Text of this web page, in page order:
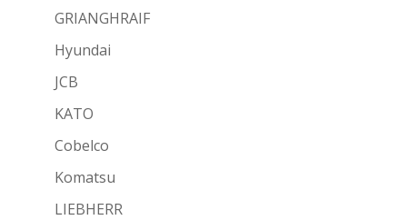
GRIANGHRAIF
Hyundai
JCB
KATO
Cobelco
Komatsu
LIEBHERR